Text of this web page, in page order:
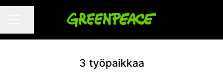
3 työpaikkaa